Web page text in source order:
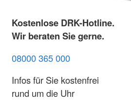
Kostenlose DRK-Hotline.
Wir beraten Sie gerne.
08000 365 000
Infos für Sie kostenfrei
rund um die Uhr